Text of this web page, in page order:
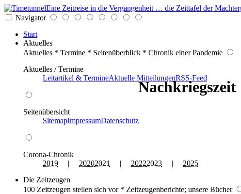
Eine Zeitreise in die Vergangenheit … die Zeittafel der
Navigator
Start
Aktuelles
Aktuelles * Termine * Seitenüberblick * Chronik einer Pandemie
Aktuelles / Termine
Leitartikel & TermineAktuelle MitteilungenRSS-Feed
Seitenübersicht
SitemapImpressumDatenschutz
Corona-Chronik
2019 | 20202021 | 20222023 | 2025
Die Zeitzeugen
100 Zeitzeugen stellen sich vor * Zeitzeugenberichte; unsere Bücher
Nachkriegszeit